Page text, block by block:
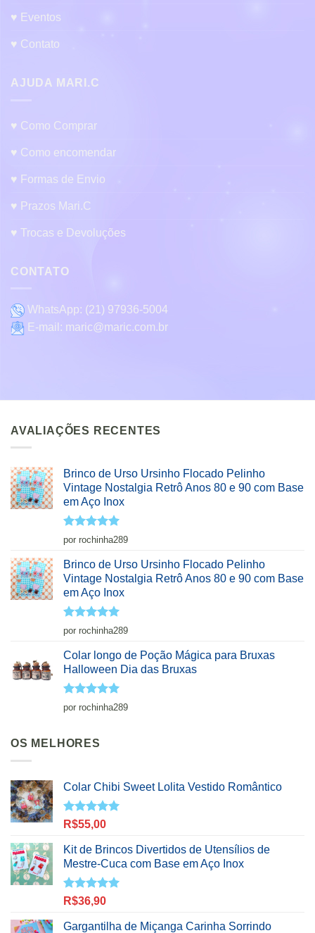
♥ Eventos
♥ Contato
AJUDA MARI.C
♥ Como Comprar
♥ Como encomendar
♥ Formas de Envio
♥ Prazos Mari.C
♥ Trocas e Devoluções
CONTATO
WhatsApp: (21) 97936-5004
E-mail: maric@maric.com.br
AVALIAÇÕES RECENTES
Brinco de Urso Ursinho Flocado Pelinho
Vintage Nostalgia Retrô Anos 80 e 90 com Base
em Aço Inox
Avaliação5
de 5
por rochinha289
Brinco de Urso Ursinho Flocado Pelinho
Vintage Nostalgia Retrô Anos 80 e 90 com Base
em Aço Inox
Avaliação5
de 5
por rochinha289
Colar longo de Poção Mágica para Bruxas
Halloween Dia das Bruxas
Avaliação5
de 5
por rochinha289
OS MELHORES
Colar Chibi Sweet Lolita Vestido Romântico
Avaliação
R$55,00
Kit de Brincos Divertidos de Utensílios de
Mestre-Cuca com Base em Aço Inox
Avaliação
R$36,90
Gargantilha de Miçanga Carinha Sorrindo